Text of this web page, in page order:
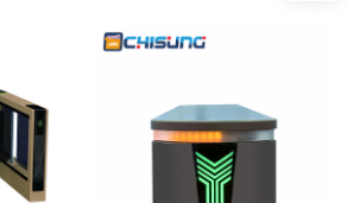
от валцован стоманен